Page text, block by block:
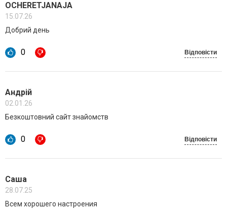
OCHERETJANAJA
15.07.26
Добрий день
0 Відповісти
Андрій
02.01.26
Безкоштовний сайт знайомств
0 Відповісти
Саша
28.07.25
Всем хорошего настроения